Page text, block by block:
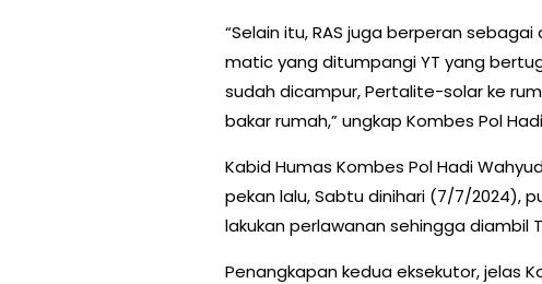
“Selain itu, RAS juga berperan
matic yang ditumpangi YT yang
sudah dicampur, Pertalite-solar ke
bakar rumah,” ungkap Kombes Pol
Kabid Humas Kombes Pol Hadi
pekan lalu, Sabtu dinihari (7/7/2024),
lakukan perlawanan sehingga diambil
Penangkapan kedua eksekutor, jelas